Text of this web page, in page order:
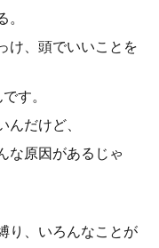
け、頭でいいことを
す。
だけど、
な原因があるじゃ
り、いろんなことが